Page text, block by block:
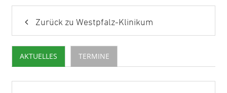
Zurück zu Westpfalz-Klinikum
AKTUELLES TERMINE